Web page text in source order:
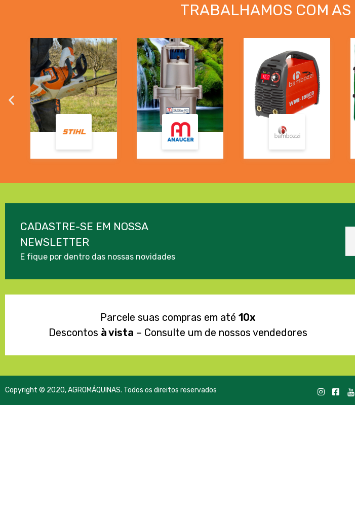
TRABALHAMOS COM
CADASTRE-SE EM NOSSA
NEWSLETTER
E fique por dentro das nossas novidades
Parcele suas compras em até 10x
Descontos à vista – Consulte um de nossos vendedores
Copyright © 2020, AGROMÁQUINAS. Todos os direitos reservados